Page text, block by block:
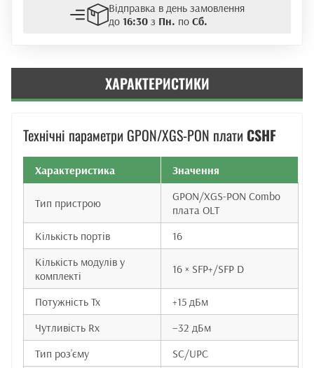
PON)
кількість
Відправка в день замовлення
до 16:30з Пн. по Сб.
ХАРАКТЕРИСТИКИ
Технічні параметри GPON/XGS-PON плати CSHF
Характеристика Значення
Тип пристрою
GPON/XGS-PON Combo
плата OLT
Кількість портів
16
Кількість модулів у
комплекті
16 × SFP+/SFP D
Потужність Tx
+15 дБм
Чутливість Rx
–32 дБм
Тип роз’єму
SC/UPC